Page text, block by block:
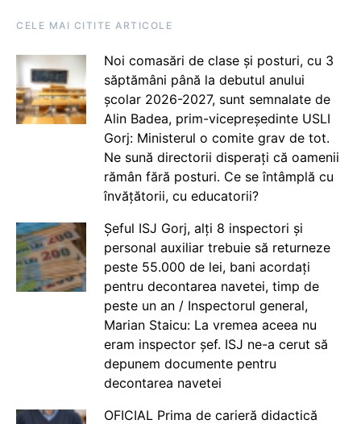
CELE MAI CITITE ARTICOLE
Noi comasări de clase și posturi, cu 3
săptămâni până la debutul anului
școlar 2026-2027, sunt semnalate de
Alin Badea, prim-vicepreședinte USLI
Gorj: Ministerul o comite grav de tot.
Ne sună directorii disperați că oamenii
rămân fără posturi. Ce se întâmplă cu
învățătorii, cu educatorii?
Șeful ISJ Gorj, alți 8 inspectori și
personal auxiliar trebuie să returneze
peste 55.000 de lei, bani acordați
pentru decontarea navetei, timp de
peste un an / Inspectorul general,
Marian Staicu: La vremea aceea nu
eram inspector șef. ISJ ne-a cerut să
depunem documente pentru
decontarea navetei
OFICIAL Prima de carieră didactică